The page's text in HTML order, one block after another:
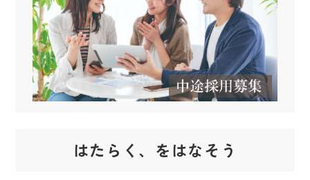
はたらく、をはなそう